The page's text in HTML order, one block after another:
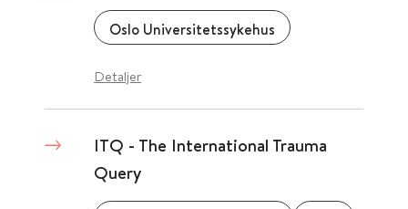
Oslo Universitetssykehus
Detaljer
ITQ - The International Trauma
Query